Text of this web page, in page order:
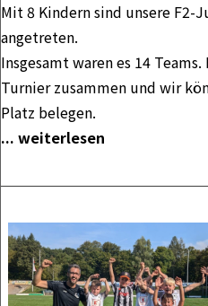
Mit 8 Kindern sind unsere F2-
angetreten.
Insgesamt waren es 14
Turnier zusammen und wir
Platz belegen.
... weiterlesen